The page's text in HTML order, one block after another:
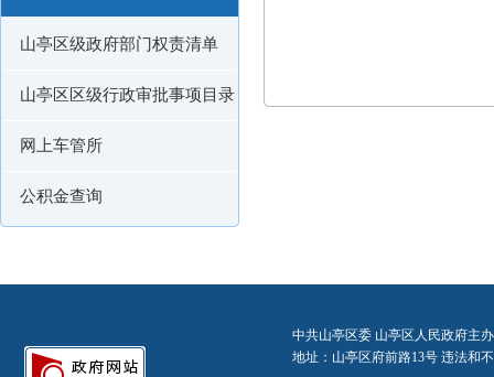
山亭区级政府部门权责清单
山亭区区级行政审批事项目录
网上车管所
公积金查询
中共山亭区委 山亭区人民政府主
地址：山亭区府前路13号 违法和